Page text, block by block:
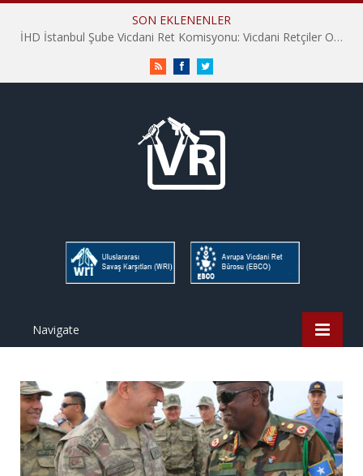
SON EKLENENLER
İHD İstanbul Şube Vicdani Ret Komisyonu: Vicdani Retçiler Olarak Destek İçin Buradayız!
RSS FacebookTwitter
Navigate